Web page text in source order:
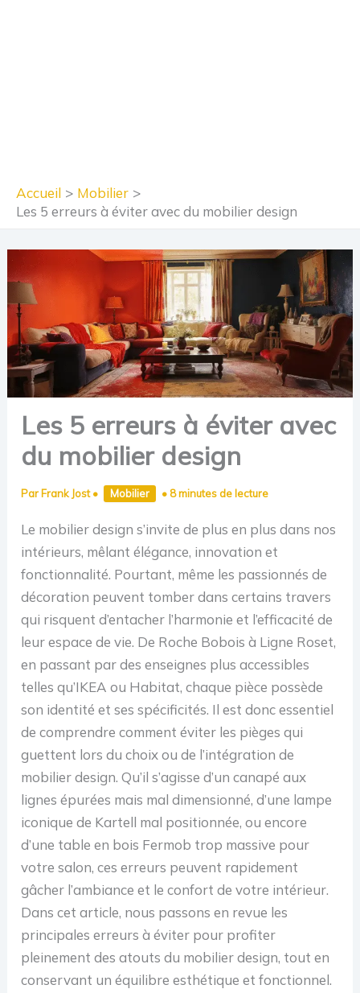
Accueil
Mobilier
Les 5 erreurs à éviter avec du mobilier design
Les 5 erreurs à éviter avec
du mobilier design
Par Frank Jost• Mobilier • 8 minutes de lecture
Le mobilier design s’invite de plus en plus dans nos
intérieurs, mêlant élégance, innovation et
fonctionnalité. Pourtant, même les passionnés de
décoration peuvent tomber dans certains travers
qui risquent d’entacher l’harmonie et l’efficacité de
leur espace de vie. De Roche Bobois à Ligne Roset,
en passant par des enseignes plus accessibles
telles qu’IKEA ou Habitat, chaque pièce possède
son identité et ses spécificités. Il est donc essentiel
de comprendre comment éviter les pièges qui
guettent lors du choix ou de l’intégration de
mobilier design. Qu’il s’agisse d’un canapé aux
lignes épurées mais mal dimensionné, d’une lampe
iconique de Kartell mal positionnée, ou encore
d’une table en bois Fermob trop massive pour
votre salon, ces erreurs peuvent rapidement
gâcher l’ambiance et le confort de votre intérieur.
Dans cet article, nous passons en revue les
principales erreurs à éviter pour profiter
pleinement des atouts du mobilier design, tout en
conservant un équilibre esthétique et fonctionnel.